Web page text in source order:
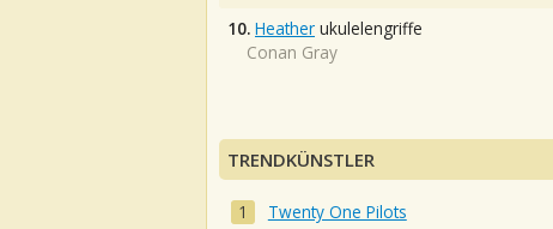
10. Heather ukulelengriffe
Conan Gray
TRENDKÜNSTLER
Twenty One Pilots